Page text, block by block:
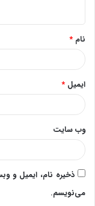
*
نام *
ایمیل *
وب‌ سایت
ذخیره نام، ایمیل و
می‌نویسم.